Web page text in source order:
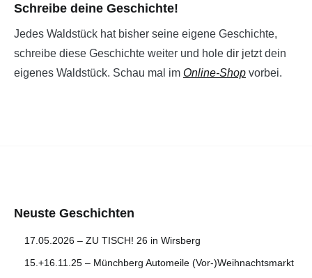
Schreibe deine Geschichte!
Jedes Waldstück hat bisher seine eigene Geschichte,
schreibe diese Geschichte weiter und hole dir jetzt dein
eigenes Waldstück. Schau mal im Online-Shop vorbei.
Neuste Geschichten
17.05.2026 – ZU TISCH! 26 in Wirsberg
15.+16.11.25 – Münchberg Automeile (Vor-)Weihnachtsmarkt